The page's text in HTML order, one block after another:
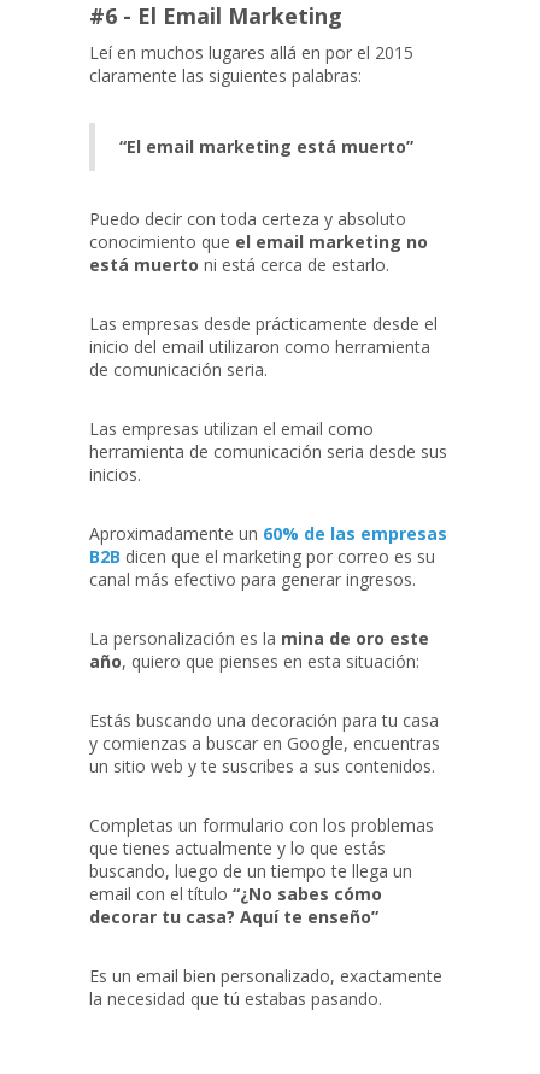
#6 - El Email Marketing
Leí en muchos lugares allá en por el 2015
claramente las siguientes palabras:
“El email marketing está muerto”
Puedo decir con toda certeza y absoluto
conocimiento que el email marketing no
está muerto ni está cerca de estarlo.
Las empresas desde prácticamente desde el
inicio del email utilizaron como herramienta
de comunicación seria.
Las empresas utilizan el email como
herramienta de comunicación seria desde sus
inicios.
Aproximadamente un 60% de las empresas
B2B dicen que el marketing por correo es su
canal más efectivo para generar ingresos.
La personalización es la mina de oro este
año, quiero que pienses en esta situación:
Estás buscando una decoración para tu casa
y comienzas a buscar en Google, encuentras
un sitio web y te suscribes a sus contenidos.
Completas un formulario con los problemas
que tienes actualmente y lo que estás
buscando, luego de un tiempo te llega un
email con el título “¿No sabes cómo
decorar tu casa? Aquí te enseño”
Es un email bien personalizado, exactamente
la necesidad que tú estabas pasando.